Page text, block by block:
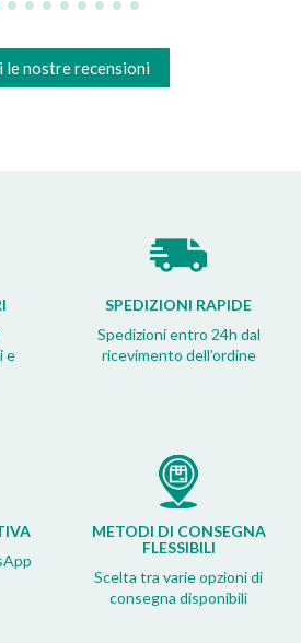
le nostre recensioni
e
SPEDIZIONI RAPIDE
Spedizioni entro 24h dal
ricevimento dell’ordine
METODI DI CONSEGNA
FLESSIBILI
Scelta tra varie opzioni di
consegna disponibili